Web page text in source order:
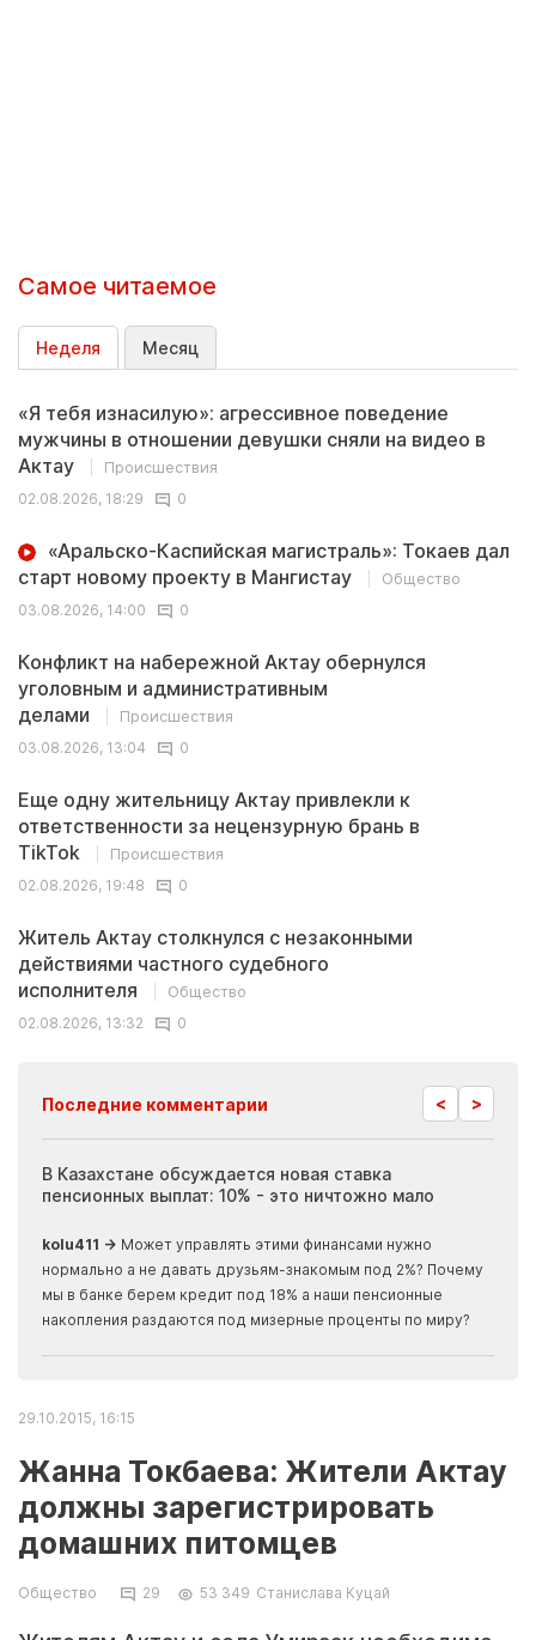
Самое читаемое
Неделя Месяц
«Я тебя изнасилую»: агрессивное поведение
мужчины в отношении девушки сняли на видео в
Актау
Происшествия
02.08.2026, 18:29
0
«Аральско-Каспийская магистраль»: Токаев дал
старт новому проекту в Мангистау
Общество
03.08.2026, 14:00
0
Конфликт на набережной Актау обернулся
уголовным и административным
делами
Происшествия
03.08.2026, 13:04
0
Еще одну жительницу Актау привлекли к
ответственности за нецензурную брань в
TikTok
Происшествия
02.08.2026, 19:48
0
Житель Актау столкнулся с незаконными
действиями частного судебного
исполнителя
Общество
02.08.2026, 13:32
0
Последние комментарии < >
В Казахстане обсуждается новая ставка
пенсионных выплат: 10% - это ничтожно мало
kolu411 → Может управлять этими финансами нужно
нормально а не давать друзьям-знакомым под 2%? Почему
мы в банке берем кредит под 18% а наши пенсионные
накопления раздаются под мизерные проценты по миру?
29.10.2015, 16:15
Жанна Токбаева: Жители Актау
должны зарегистрировать
домашних питомцев
Общество 29 53 349 Станислава Куцай